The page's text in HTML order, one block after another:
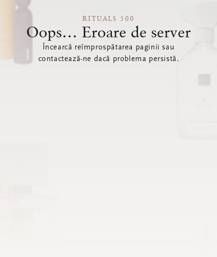
RITUALS 500
Oops… Eroare de server
Încearcă reîmprospătarea paginii sau
contactează-ne dacă problema persistă.